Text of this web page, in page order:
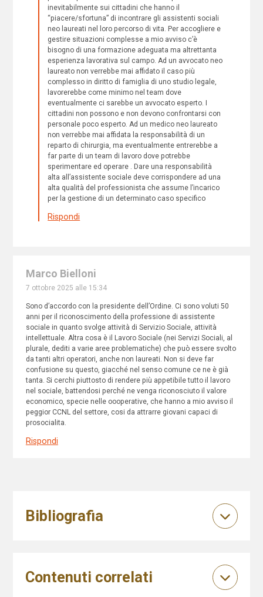
inevitabilmente sui cittadini che hanno il
“piacere/sfortuna” di incontrare gli assistenti sociali
neo laureati nel loro percorso di vita. Per accogliere e
gestire situazioni complesse a mio avviso c’è
bisogno di una formazione adeguata ma altrettanta
esperienza lavorativa sul campo. Ad un avvocato neo
laureato non verrebbe mai affidato il caso più
complesso in diritto di famiglia di uno studio legale,
lavorerebbe come minimo nel team dove
eventualmente ci sarebbe un avvocato esperto. I
cittadini non possono e non devono confrontarsi con
personale poco esperto. Ad un medico neo laureato
non verrebbe mai affidata la responsabilità di un
reparto di chirurgia, ma eventualmente entrerebbe a
far parte di un team di lavoro dove potrebbe
sperimentare ed operare . Dare una responsabilità
alta all’assistente sociale deve corrispondere ad una
alta qualità del professionista che assume l’incarico
per la gestione di un determinato caso specifico
Rispondi
Marco Bielloni
7 ottobre 2025 alle 15:34
Sono d’accordo con la presidente dell’Ordine. Ci sono voluti 50
anni per il riconoscimento della professione di assistente
sociale in quanto svolge attività di Servizio Sociale, attività
intellettuale. Altra cosa è il Lavoro Sociale (nei Servizi Sociali, al
plurale, dediti a varie aree problematiche) che può essere svolto
da tanti altri operatori, anche non laureati. Non si deve far
confusione su questo, giacché nel senso comune ce ne è già
tanta. Si cerchi piuttosto di rendere più appetibile tutto il lavoro
nel sociale, battendosi perché ne venga riconosciuto il valore
economico, specie nelle oooperative, che hanno a mio avviso il
peggior CCNL del settore, cosi da attrarre giovani capaci di
prosocialita.
Rispondi
Bibliografia
Contenuti correlati